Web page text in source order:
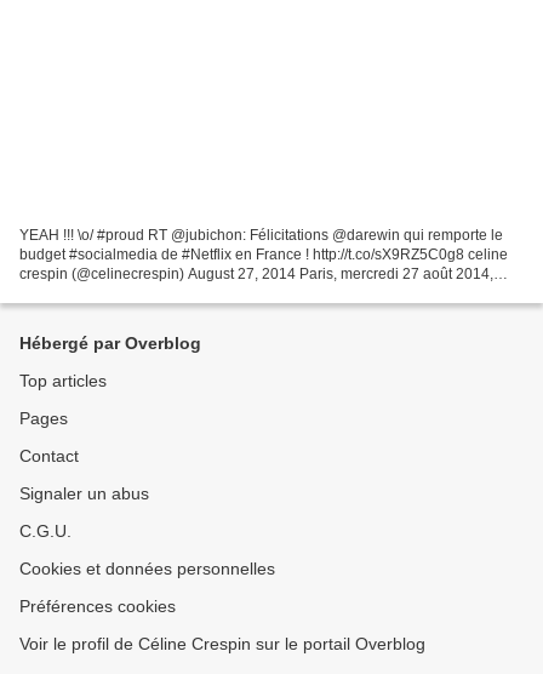
YEAH !!! \o/ #proud RT @jubichon: Félicitations @darewin qui remporte le
budget #socialmedia de #Netflix en France ! http://t.co/sX9RZ5C0g8 celine
crespin (@celinecrespin) August 27, 2014 Paris, mercredi 27 août 2014,
Hébergé par Overblog
Top articles
Pages
Contact
Signaler un abus
C.G.U.
Cookies et données personnelles
Préférences cookies
Voir le profil de Céline Crespin sur le portail Overblog